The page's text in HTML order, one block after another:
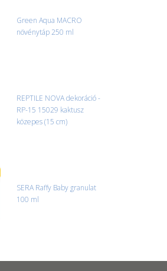
Green Aqua MACRO
növénytáp 250 ml
REPTILE NOVA dekoráció -
RP-15 15029 kaktusz
közepes (15 cm)
SERA Raffy Baby granulat
100 ml